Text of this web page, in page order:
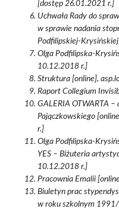
[dostęp 26.01.2021 r.]
Uchwała Rady do
w sprawie nadania
Podfilipskiej-
Olga Podfilipska-
10.12.2018 r.]
Struktura [online],
Raport Collegium
GALERIA OTWARTA
Pajączkowskiego
r.]
Olga Podfilipska-
YES – Biżuteria
10.12.2018 r.]
Pracownia Emalii
Biuletyn prac
w roku szkolnym 1991/